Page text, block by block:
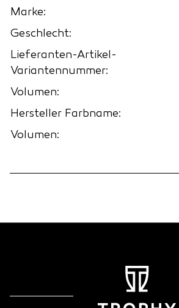
Marke:
Geschlecht:
Lieferanten-Artikel-
Variantennummer:
Volumen:
Hersteller Farbname:
Volumen: